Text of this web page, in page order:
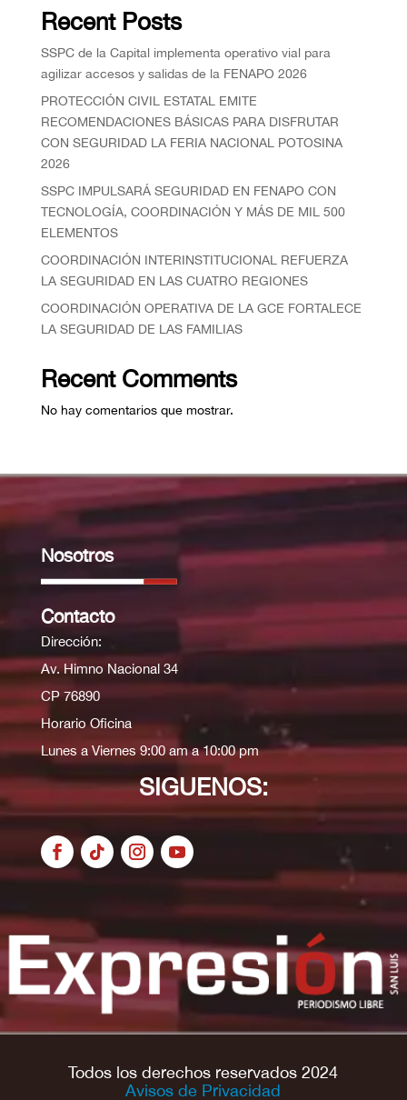
Recent Posts
SSPC de la Capital implementa operativo vial para
agilizar accesos y salidas de la FENAPO 2026
PROTECCIÓN CIVIL ESTATAL EMITE
RECOMENDACIONES BÁSICAS PARA DISFRUTAR
CON SEGURIDAD LA FERIA NACIONAL POTOSINA
2026
SSPC IMPULSARÁ SEGURIDAD EN FENAPO CON
TECNOLOGÍA, COORDINACIÓN Y MÁS DE MIL 500
ELEMENTOS
COORDINACIÓN INTERINSTITUCIONAL REFUERZA
LA SEGURIDAD EN LAS CUATRO REGIONES
COORDINACIÓN OPERATIVA DE LA GCE FORTALECE
LA SEGURIDAD DE LAS FAMILIAS
Recent Comments
No hay comentarios que mostrar.
Nosotros
Contacto
Dirección:
Av. Himno Nacional 34
CP 76890
Horario Oficina
Lunes a Viernes 9:00 am a 10:00 pm
SIGUENOS:
Todos los derechos reservados 2024
Avisos de Privacidad